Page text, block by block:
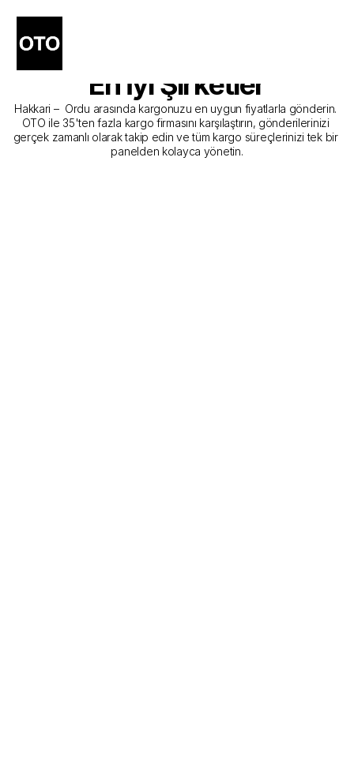
Hakkari - Ordu Kargo
Gönderim Hizmeti Sunan
En İyi Şirketler
Hakkari –  Ordu arasında kargonuzu en uygun fiyatlarla gönderin.
OTO ile 35'ten fazla kargo firmasını karşılaştırın, gönderilerinizi
gerçek zamanlı olarak takip edin ve tüm kargo süreçlerinizi tek bir
panelden kolayca yönetin.